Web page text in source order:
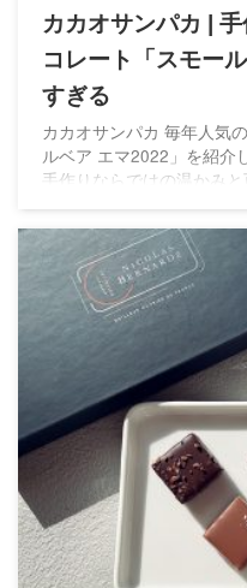
カカオサンパカ |
コレート「スモー
すぎる
カカオサンパカ 毎年人気
ルベア エマ2022」を紹介
手作りならではの温かみ